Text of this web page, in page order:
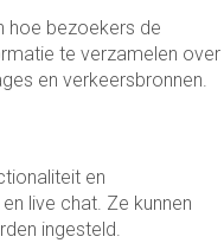
hoe bezoekers de
te verzamelen over
en verkeersbronnen.
en
live chat. Ze kunnen
ingesteld.